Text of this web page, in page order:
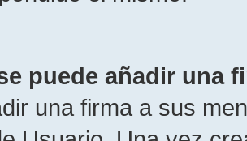
puede añadir una
una firma a sus